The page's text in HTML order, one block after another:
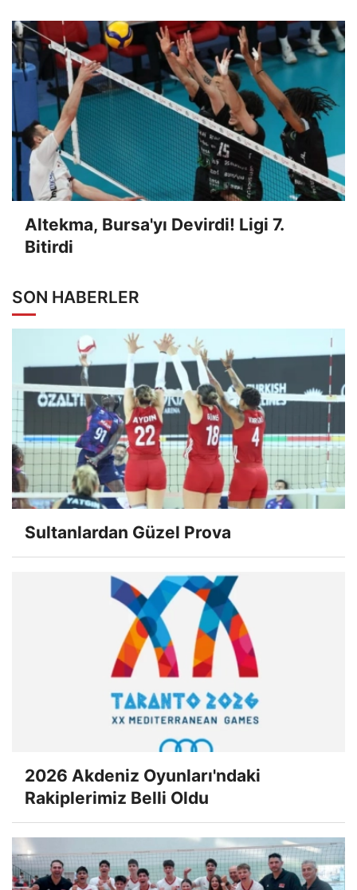
Altekma, Bursa'yı Devirdi! Ligi 7.
Bitirdi
SON HABERLER
Sultanlardan Güzel Prova
2026 Akdeniz Oyunları'ndaki
Rakiplerimiz Belli Oldu